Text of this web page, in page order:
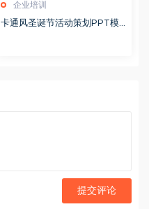
企业培训
卡通风圣诞节活动策划PPT模
提交评论